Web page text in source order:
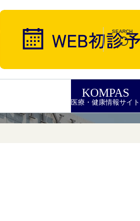
SEARCH
KOMPAS
医療・健康情報サイト